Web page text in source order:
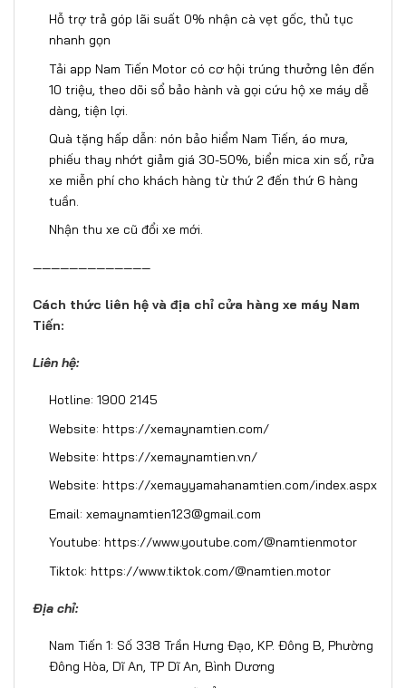
Hỗ trợ trả góp lãi suất 0% nhận cà vẹt gốc, thủ tục
nhanh gọn
Tải app Nam Tiến Motor có cơ hội trúng thưởng lên đến
10 triệu, theo dõi sổ bảo hành và gọi cứu hộ xe máy dễ
dàng, tiện lợi.
Quà tặng hấp dẫn: nón bảo hiểm Nam Tiến, áo mưa,
phiếu thay nhớt giảm giá 30-50%, biển mica xin số, rửa
xe miễn phí cho khách hàng từ thứ 2 đến thứ 6 hàng
tuần.
Nhận thu xe cũ đổi xe mới.
—————————————
Cách thức liên hệ và địa chỉ cửa hàng xe máy Nam
Tiến:
Liên hệ:
Hotline: 1900 2145
Website:https://xemaynamtien.com/
Website:https://xemaynamtien.vn/
Website:https://xemayyamahanamtien.com/index.aspx
Email: xemaynamtien123@gmail.com
Youtube:https://www.youtube.com/@namtienmotor
Tiktok:https://www.tiktok.com/@namtien.motor
Địa chỉ:
Nam Tiến 1: Số 338 Trần Hưng Đạo, KP. Đông B, Phường
Đông Hòa, Dĩ An, TP Dĩ An, Bình Dương